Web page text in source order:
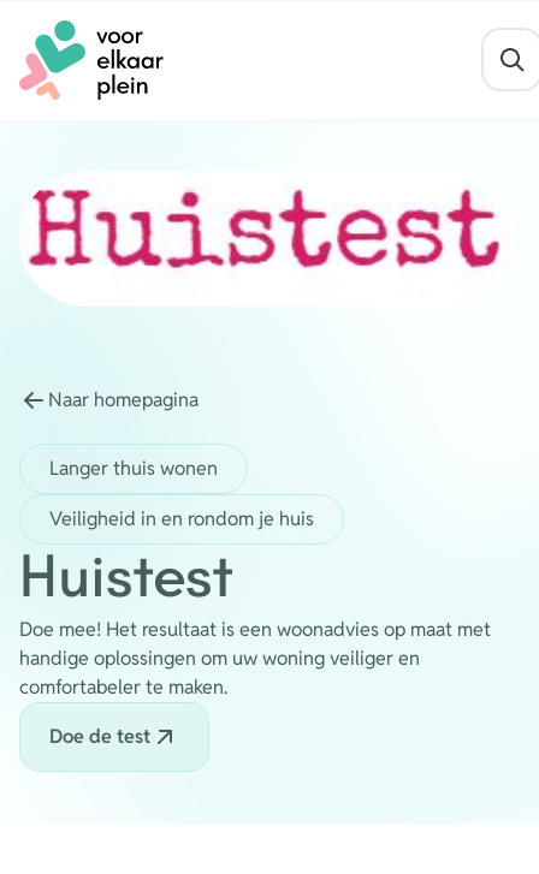
Naar hoofdinhoud
Naar voettekst
Gezond blijven
Mentale veerkracht
Wonen
Leefbaarheid
Energie
Agenda
Nieuws
Organisaties
Over ons
Contact
Inloggen
Privacy verklaring
Naar homepagina
Langer thuis wonen
Veiligheid in en rondom je huis
Huistest
Doe mee! Het resultaat is een woonadvies op maat met
handige oplossingen om uw woning veiliger en
comfortabeler te maken.
Doe de test